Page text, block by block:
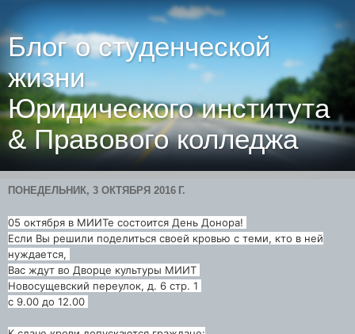
Блог о студенческой
жизни
Юридического института
& Правового колледжа
ПОНЕДЕЛЬНИК, 3 ОКТЯБРЯ 2016 Г.
05 октября в МИИТе состоится День Донора!
Если Вы решили поделиться своей кровью с теми, кто в ней
нуждается,
Вас ждут во Дворце культуры МИИТ
Новосущевский переулок, д. 6 стр. 1
с 9.00 до 12.00